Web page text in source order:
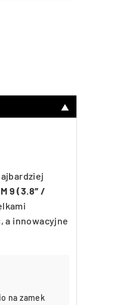
▼
9 (3.8″ /
a innowacyjne
na zamek